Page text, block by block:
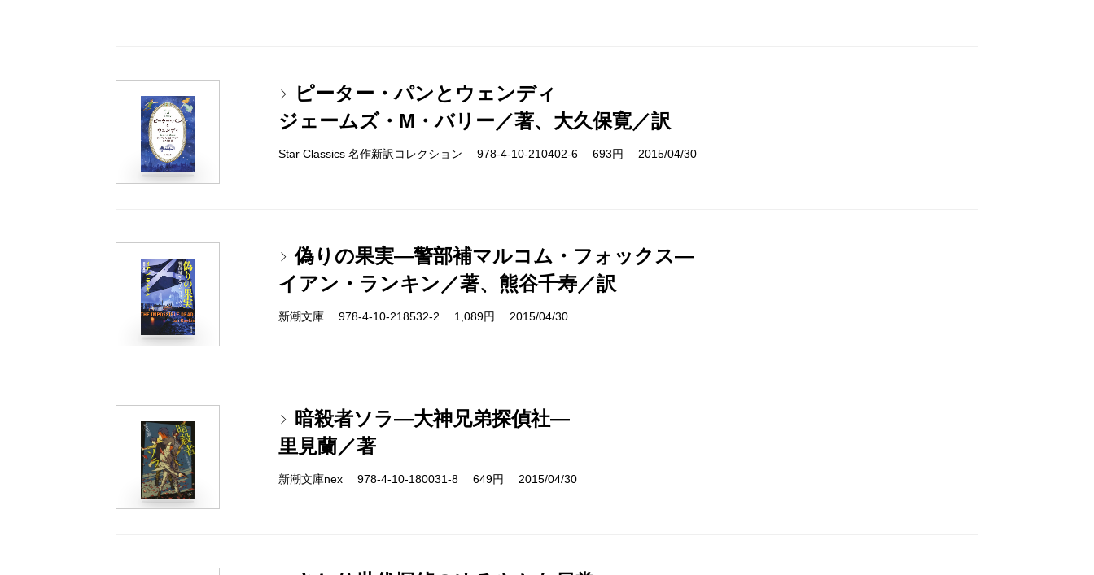
ピーター・パンとウェンディ
ジェームズ・M・バリー／著、大久保寛／訳
Star Classics 名作新訳コレクション 978-4-10-210402-6 693円 2015/04/30
偽りの果実―警部補マルコム・フォックス―
イアン・ランキン／著、熊谷千寿／訳
新潮文庫 978-4-10-218532-2 1,089円 2015/04/30
暗殺者ソラ―大神兄弟探偵社―
里見蘭／著
新潮文庫nex 978-4-10-180031-8 649円 2015/04/30